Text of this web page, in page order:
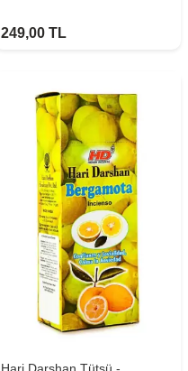
249,00 TL